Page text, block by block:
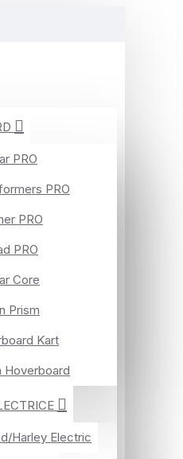
PRO
PRO
PRO
PRO
Core
Prism
Kart
Hoverboard
Harley Electric